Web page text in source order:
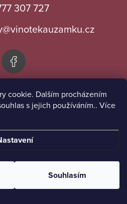
cookie. Dalším procházením
s jejich používáním.. Více
Souhlasím
307 727
@vinotekauzamku.cz
. Všechna práva vyhrazena.